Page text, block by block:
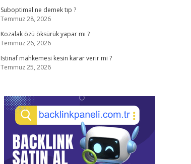
Suboptimal ne demek tıp ?
Temmuz 28, 2026
Kozalak özü öksürük yapar mı ?
Temmuz 26, 2026
Istinaf mahkemesi kesin karar verir mi ?
Temmuz 25, 2026